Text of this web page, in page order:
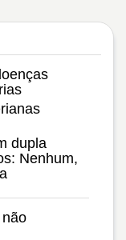
dupla
Nenhum,